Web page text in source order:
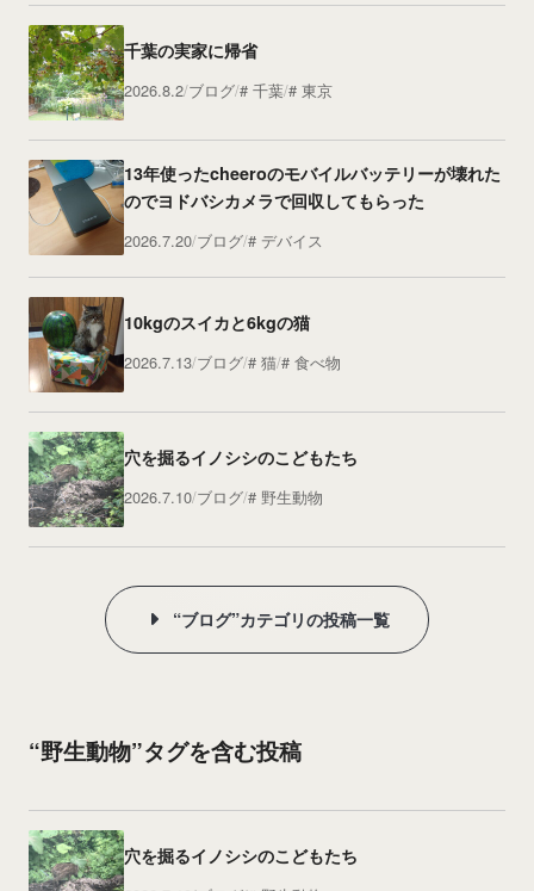
千葉の実家に帰省
2026.8.2 ブログ 千葉 東京
13年使ったcheeroのモバイルバッテリーが壊れた
のでヨドバシカメラで回収してもらった
2026.7.20 ブログ デバイス
10kgのスイカと6kgの猫
2026.7.13 ブログ 猫 食べ物
穴を掘るイノシシのこどもたち
2026.7.10 ブログ 野生動物
“ブログ”カテゴリの投稿一覧
“野生動物”タグを含む投稿
穴を掘るイノシシのこどもたち